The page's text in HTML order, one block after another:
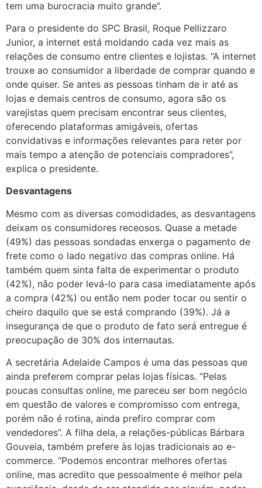
tem uma burocracia muito grande”.
Para o presidente do SPC Brasil, Roque Pellizzaro
Junior, a internet está moldando cada vez mais as
relações de consumo entre clientes e lojistas. “A internet
trouxe ao consumidor a liberdade de comprar quando e
onde quiser. Se antes as pessoas tinham de ir até as
lojas e demais centros de consumo, agora são os
varejistas quem precisam encontrar seus clientes,
oferecendo plataformas amigáveis, ofertas
convidativas e informações relevantes para reter por
mais tempo a atenção de potenciais compradores”,
explica o presidente.
Desvantagens
Mesmo com as diversas comodidades, as desvantagens
deixam os consumidores receosos. Quase a metade
(49%) das pessoas sondadas enxerga o pagamento de
frete como o lado negativo das compras online. Há
também quem sinta falta de experimentar o produto
(42%), não poder levá-lo para casa imediatamente após
a compra (42%) ou então nem poder tocar ou sentir o
cheiro daquilo que se está comprando (39%). Já a
insegurança de que o produto de fato será entregue é
preocupação de 30% dos internautas.
A secretária Adelaide Campos é uma das pessoas que
ainda preferem comprar pelas lojas físicas. “Pelas
poucas consultas online, me pareceu ser bom negócio
em questão de valores e compromisso com entrega,
porém não é rotina, ainda prefiro comprar com
vendedores”. A filha dela, a relações-públicas Bárbara
Gouveia, também prefere às lojas tradicionais ao e-
commerce. “Podemos encontrar melhores ofertas
online, mas acredito que pessoalmente é melhor pela